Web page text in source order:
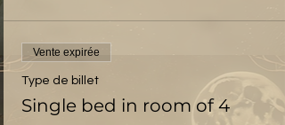
Vente expirée
Type de billet
Single bed in room of 4